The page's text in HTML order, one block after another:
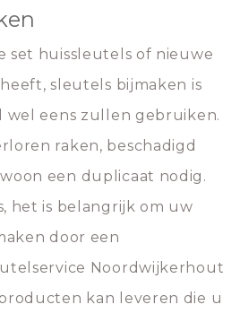
set huissleutels of nieuwe
sleutels bijmaken is
wel eens zullen gebruiken.
raken, beschadigd
een duplicaat nodig.
het is belangrijk om uw
door een
Noordwijkerhout
kan leveren die u